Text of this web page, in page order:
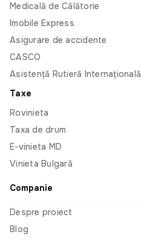
Medicală de Călătorie
Imobile Express
Asigurare de accidente
CASCO
Asistență Rutieră Internațională
Taxe
Rovinieta
Taxa de drum
E-vinieta MD
Vinieta Bulgară
Companie
Despre proiect
Blog